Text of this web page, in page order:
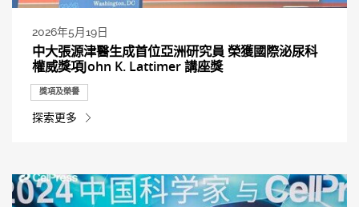
2026年5月19日
中大張源津醫生成首位亞洲研究員 榮獲國際泌尿科
權威獎項John K. Lattimer 講座獎
獎項及榮譽
探索更多